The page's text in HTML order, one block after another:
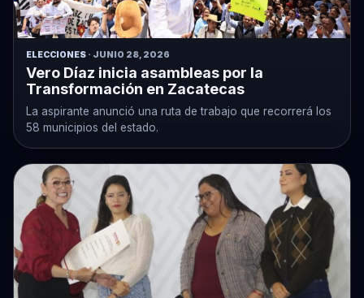
ELECCIONES · JUNIO 28, 2026
Vero Díaz inicia asambleas por la
Transformación en Zacatecas
La aspirante anunció una ruta de trabajo que recorrerá los
58 municipios del estado.